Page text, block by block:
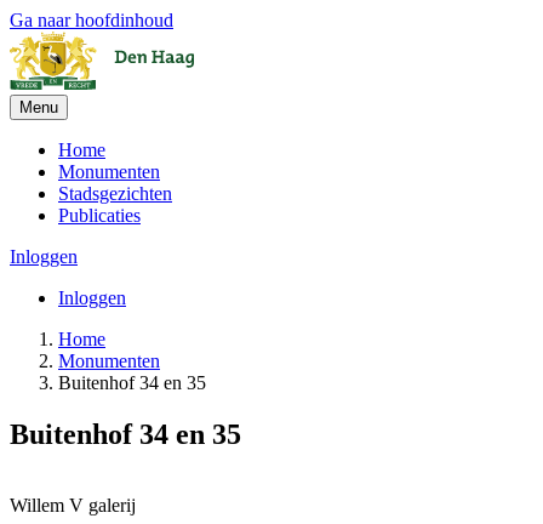
Ga naar hoofdinhoud
Menu
Home
Monumenten
Stadsgezichten
Publicaties
Inloggen
Inloggen
Home
Monumenten
Buitenhof 34 en 35
Buitenhof 34 en 35
+
Willem V galerij